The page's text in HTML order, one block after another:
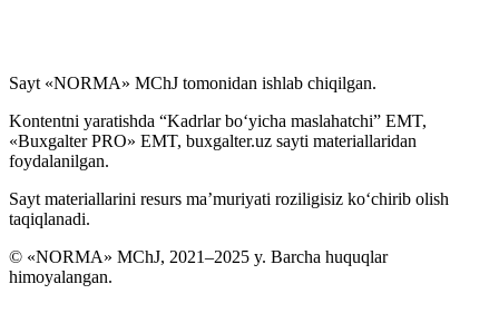
Sayt «NORMA» MChJ tomonidan ishlab chiqilgan.
Kontentni yaratishda “Kadrlar boʻyicha maslahatchi” EMT,
«Buxgalter PRO» EMT, buxgalter.uz sayti materiallaridan
foydalanilgan.
Sayt materiallarini resurs ma’muriyati roziligisiz koʻchirib olish
taqiqlanadi.
© «NORMA» MChJ, 2021–2025 y. Barcha huquqlar
himoyalangan.